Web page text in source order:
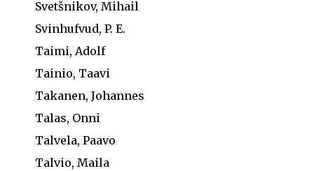
Svetšnikov, Mihail
Svinhufvud, P. E.
Taimi, Adolf
Tainio, Taavi
Takanen, Johannes
Talas, Onni
Talvela, Paavo
Talvio, Maila